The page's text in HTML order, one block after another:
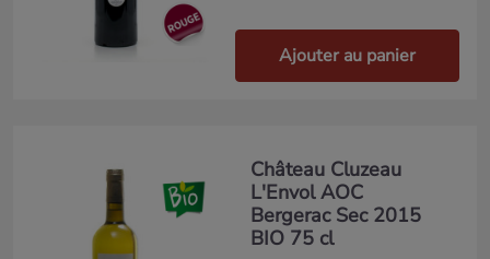
Ajouter au panier
Château Cluzeau
L'Envol AOC
Bergerac Sec 2015
BIO 75 cl